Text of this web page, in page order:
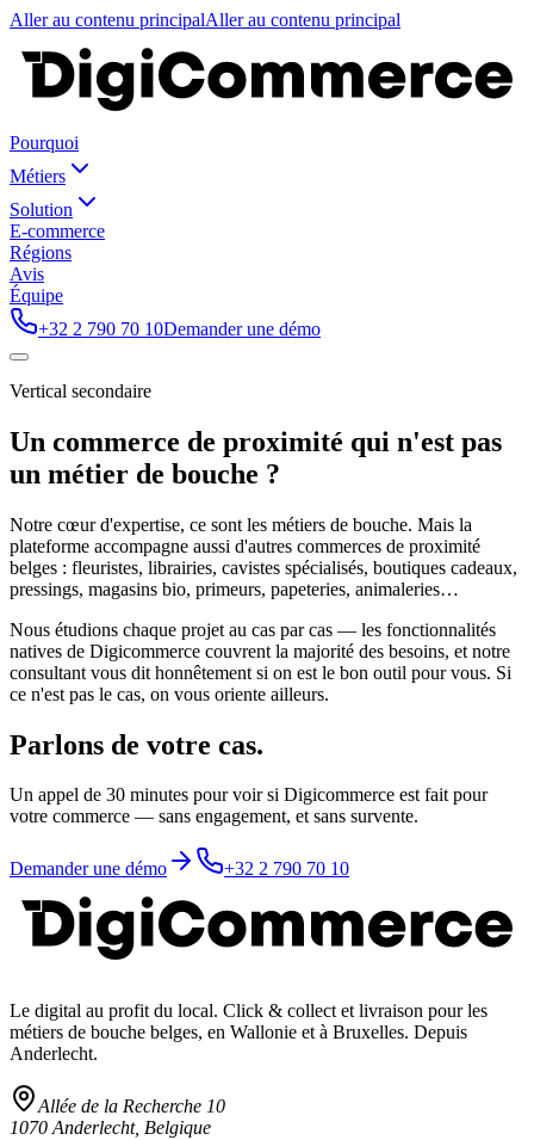
Aller au contenu principalAller au contenu principal
Pourquoi
Métiers
Solution
E-commerce
Régions
Avis
Équipe
+32 2 790 70 10Demander une démo
Vertical secondaire
Un commerce de proximité qui n'est pas
un métier de bouche ?
Notre cœur d'expertise, ce sont les métiers de bouche. Mais la
plateforme accompagne aussi d'autres commerces de proximité
belges : fleuristes, librairies, cavistes spécialisés, boutiques cadeaux,
pressings, magasins bio, primeurs, papeteries, animaleries…
Nous étudions chaque projet au cas par cas — les fonctionnalités
natives de Digicommerce couvrent la majorité des besoins, et notre
consultant vous dit honnêtement si on est le bon outil pour vous. Si
ce n'est pas le cas, on vous oriente ailleurs.
Parlons de votre cas.
Un appel de 30 minutes pour voir si Digicommerce est fait pour
votre commerce — sans engagement, et sans survente.
Demander une démo +32 2 790 70 10
Le digital au profit du local. Click & collect et livraison pour les
métiers de bouche belges, en Wallonie et à Bruxelles. Depuis
Anderlecht.
Allée de la Recherche 10
1070 Anderlecht, Belgique